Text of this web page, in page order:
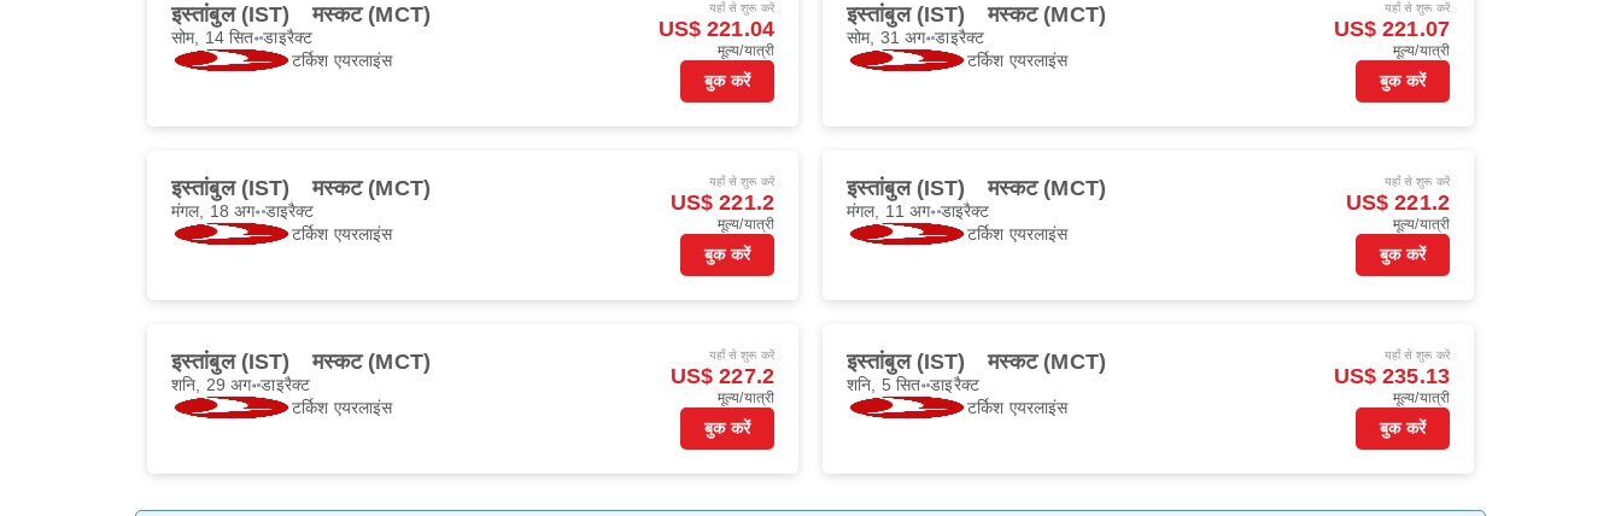
इस्तांबुल (IST) मस्कट (MCT)
सोम, 14 सित॰डाइरैक्ट
टर्किश एयरलाइंस
यहाँ से शुरू करें
US$ 221.04
मूल्य/यात्री
बुक करें
इस्तांबुल (IST) मस्कट (MCT)
सोम, 31 अग॰डाइरैक्ट
टर्किश एयरलाइंस
यहाँ से शुरू करें
US$ 221.07
मूल्य/यात्री
बुक करें
इस्तांबुल (IST) मस्कट (MCT)
मंगल, 18 अग॰ डाइरैक्ट
टर्किश एयरलाइंस
यहाँ से शुरू करें
US$ 221.2
मूल्य/यात्री
बुक करें
इस्तांबुल (IST) मस्कट (MCT)
मंगल, 11 अग॰ डाइरैक्ट
टर्किश एयरलाइंस
यहाँ से शुरू करें
US$ 221.2
मूल्य/यात्री
बुक करें
इस्तांबुल (IST) मस्कट (MCT)
शनि, 29 अग॰डाइरैक्ट
टर्किश एयरलाइंस
यहाँ से शुरू करें
US$ 227.2
मूल्य/यात्री
बुक करें
इस्तांबुल (IST) मस्कट (MCT)
शनि, 5 सित॰डाइरैक्ट
टर्किश एयरलाइंस
यहाँ से शुरू करें
US$ 235.13
मूल्य/यात्री
बुक करें